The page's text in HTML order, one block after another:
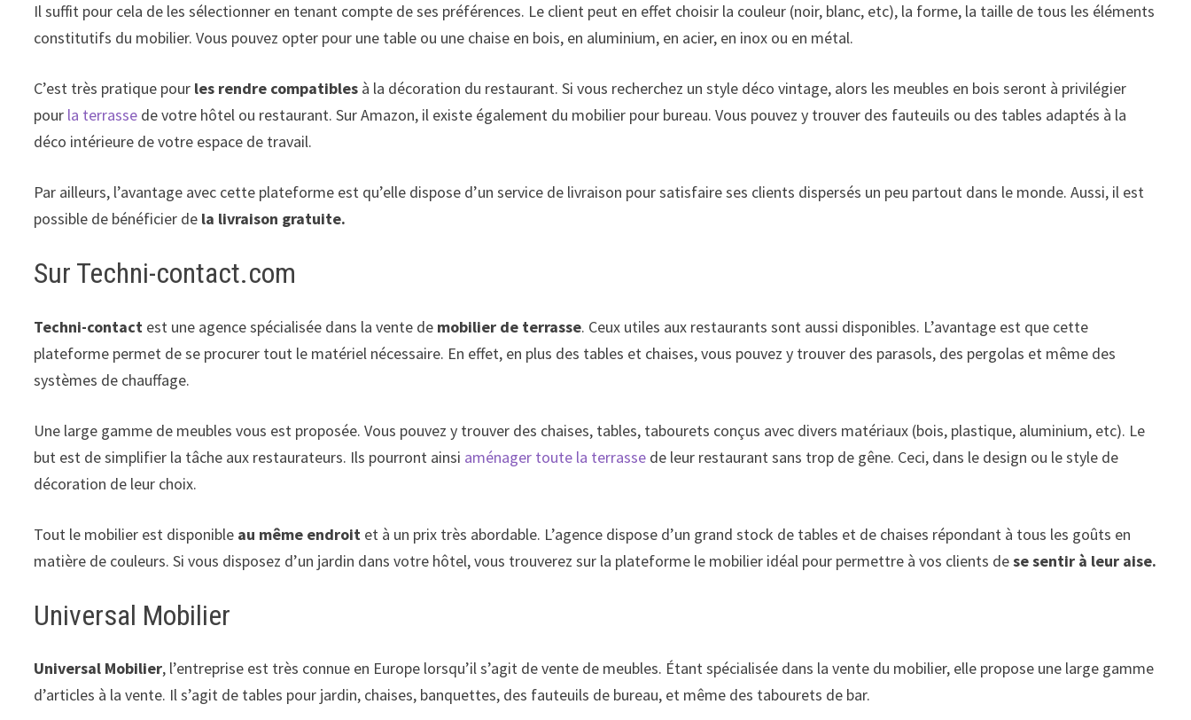
Il suffit pour cela de les sélectionner en tenant compte de ses préférences. Le client peut en effet choisir la couleur (noir, blanc, etc), la forme, la taille de tous les éléments
constitutifs du mobilier. Vous pouvez opter pour une table ou une chaise en bois, en aluminium, en acier, en inox ou en métal.
C’est très pratique pour les rendre compatibles à la décoration du restaurant. Si vous recherchez un style déco vintage, alors les meubles en bois seront à privilégier
pour la terrasse de votre hôtel ou restaurant. Sur Amazon, il existe également du mobilier pour bureau. Vous pouvez y trouver des fauteuils ou des tables adaptés à la
déco intérieure de votre espace de travail.
Par ailleurs, l’avantage avec cette plateforme est qu’elle dispose d’un service de livraison pour satisfaire ses clients dispersés un peu partout dans le monde. Aussi, il est
possible de bénéficier de la livraison gratuite.
Sur Techni-contact.com
Techni-contact est une agence spécialisée dans la vente de mobilier de terrasse. Ceux utiles aux restaurants sont aussi disponibles. L’avantage est que cette
plateforme permet de se procurer tout le matériel nécessaire. En effet, en plus des tables et chaises, vous pouvez y trouver des parasols, des pergolas et même des
systèmes de chauffage.
Une large gamme de meubles vous est proposée. Vous pouvez y trouver des chaises, tables, tabourets conçus avec divers matériaux (bois, plastique, aluminium, etc). Le
but est de simplifier la tâche aux restaurateurs. Ils pourront ainsi aménager toute la terrasse de leur restaurant sans trop de gêne. Ceci, dans le design ou le style de
décoration de leur choix.
Tout le mobilier est disponible au même endroit et à un prix très abordable. L’agence dispose d’un grand stock de tables et de chaises répondant à tous les goûts en
matière de couleurs. Si vous disposez d’un jardin dans votre hôtel, vous trouverez sur la plateforme le mobilier idéal pour permettre à vos clients dese sentir à leur aise.
Universal Mobilier
Universal Mobilier, l’entreprise est très connue en Europe lorsqu’il s’agit de vente de meubles. Étant spécialisée dans la vente du mobilier, elle propose une large gamme
d’articles à la vente. Il s’agit de tables pour jardin, chaises, banquettes, des fauteuils de bureau, et même des tabourets de bar.